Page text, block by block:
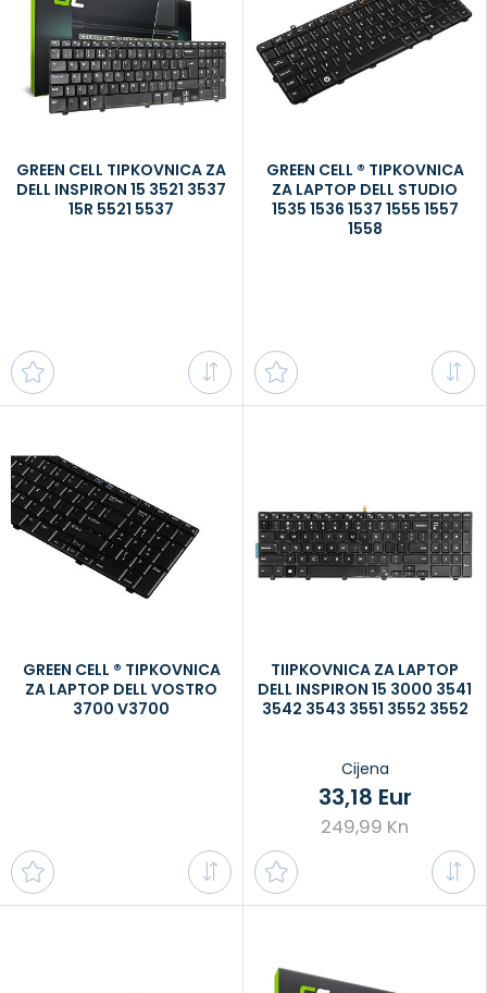
GREEN CELL TIPKOVNICA ZA
DELL INSPIRON 15 3521 3537
15R 5521 5537
GREEN CELL ® TIPKOVNICA
ZA LAPTOP DELL STUDIO
1535 1536 1537 1555 1557
1558
GREEN CELL ® TIPKOVNICA
ZA LAPTOP DELL VOSTRO
3700 V3700
TIIPKOVNICA ZA LAPTOP
DELL INSPIRON 15 3000 3541
3542 3543 3551 3552 3552
Cijena
249,99 Kn
33,18 Eur